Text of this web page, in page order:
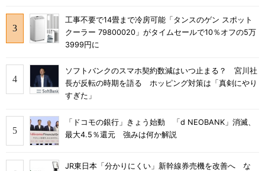
工事不要で14畳まで冷房可能「タンスのゲン スポット
クーラー 79800020」がタイムセールで10％オフの5万
3999円に
ソフトバンクのスマホ契約数減はいつ止まる？ 宮川社
長が反転の時期を語る ホッピング対策は「真剣にやり
すぎた」
「ドコモの銀行」きょう始動 「d NEOBANK」消滅、
最大4.5％還元 強みは何か解説
JR東日本「分かりにくい」新幹線券売機を改善へ な